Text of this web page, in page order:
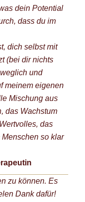
dein Potential
dass du im
dich selbst mit
(bei dir nichts
und
meinem eigenen
Mischung aus
das Wachstum
das
so klar
zu können. Es
Dank dafür!